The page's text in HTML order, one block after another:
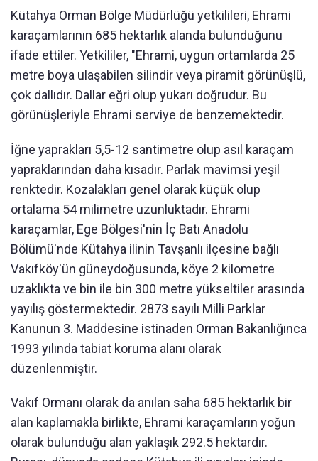
Kütahya Orman Bölge Müdürlüğü yetkilileri, Ehrami
karaçamlarının 685 hektarlık alanda bulunduğunu
ifade ettiler. Yetkililer, "Ehrami, uygun ortamlarda 25
metre boya ulaşabilen silindir veya piramit görünüşlü,
çok dallıdır. Dallar eğri olup yukarı doğrudur. Bu
görünüşleriyle Ehrami serviye de benzemektedir.
İğne yaprakları 5,5-12 santimetre olup asıl karaçam
yapraklarından daha kısadır. Parlak mavimsi yeşil
renktedir. Kozalakları genel olarak küçük olup
ortalama 54 milimetre uzunluktadır. Ehrami
karaçamlar, Ege Bölgesi'nin İç Batı Anadolu
Bölümü'nde Kütahya ilinin Tavşanlı ilçesine bağlı
Vakıfköy'ün güneydoğusunda, köye 2 kilometre
uzaklıkta ve bin ile bin 300 metre yükseltiler arasında
yayılış göstermektedir. 2873 sayılı Milli Parklar
Kanunun 3. Maddesine istinaden Orman Bakanlığınca
1993 yılında tabiat koruma alanı olarak
düzenlenmiştir.
Vakıf Ormanı olarak da anılan saha 685 hektarlık bir
alan kaplamakla birlikte, Ehrami karaçamların yoğun
olarak bulunduğu alan yaklaşık 292.5 hektardır.